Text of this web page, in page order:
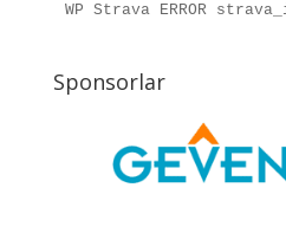
WP Strava ERROR
Sponsorlar